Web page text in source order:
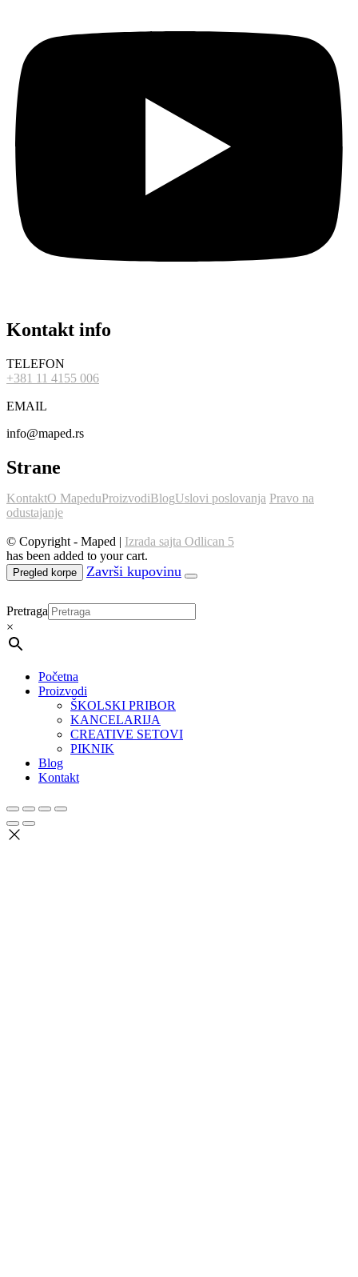
Kontakt info
TELEFON
+381 11 4155 006
EMAIL
info@maped.rs
Strane
KontaktO MapeduProizvodiBlogUslovi poslovanja Pravo na
odustajanje
© Copyright - Maped | Izrada sajta Odlican 5
has been added to your cart.
Pregled korpe
Pretraga
×
Početna
Proizvodi
ŠKOLSKI PRIBOR
KANCELARIJA
CREATIVE SETOVI
PIKNIK
Blog
Kontakt